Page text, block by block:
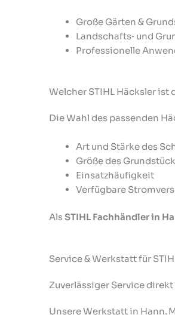
Große Gärten &
Landschafts‑ und
Professionelle
Welcher STIHL Häcksler ist
Die Wahl des passenden
Art und Stärke des
Größe des
Einsatzhäufigkeit
Verfügbare
AlsSTIHL Fachhändler in
Service & Werkstatt für
Zuverlässiger Service
Unsere Werkstatt in Hann.